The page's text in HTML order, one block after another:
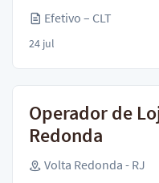
Efetivo – CLT
24 jul
Operador de
Redonda
Volta Redonda - RJ